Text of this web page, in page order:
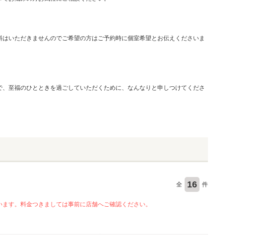
いただきませんのでご希望の方はご予約時に個室希望とお伝えくださいま
至福のひとときを過ごしていただくために、なんなりと申しつけてくださ
全 16 件
す。料金つきましては事前に店舗へご確認ください。